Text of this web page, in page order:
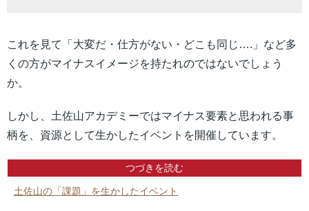
これを見て「大変だ・仕方がない・どこも同じ….」など多
くの方がマイナスイメージを持たれのではないでしょう
か。
しかし、土佐山アカデミーではマイナス要素と思われる事
柄を、資源として生かしたイベントを開催しています。
つづきを読む
土佐山の「課題」を生かしたイベント